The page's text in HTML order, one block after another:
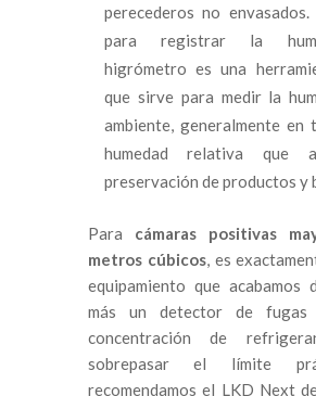
perecederos no
para registrar la
higrómetro es una
que sirve para medir la
ambiente, generalmente en
humedad relativa que
preservación de productos y
Para cámaras positivas
metros cúbicos, es
equipamiento que acabamos
más un detector de fugas
concentración de
sobrepasar el límite
recomendamos el LKD Next